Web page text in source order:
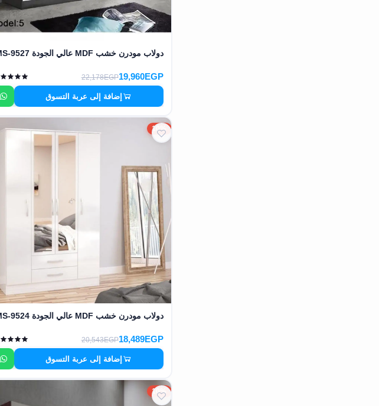
دولاب مودرن خشب MDF عالي الجودة MS-9527
19,960EGP
22,178EGP
إضافة إلى عربة التسوق
10%
دولاب مودرن خشب MDF عالي الجودة MS-9524
18,489EGP
20,543EGP
إضافة إلى عربة التسوق
10%